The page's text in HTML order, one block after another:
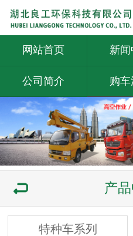
网站首页 新
公司简介 购车
产
特种车系列